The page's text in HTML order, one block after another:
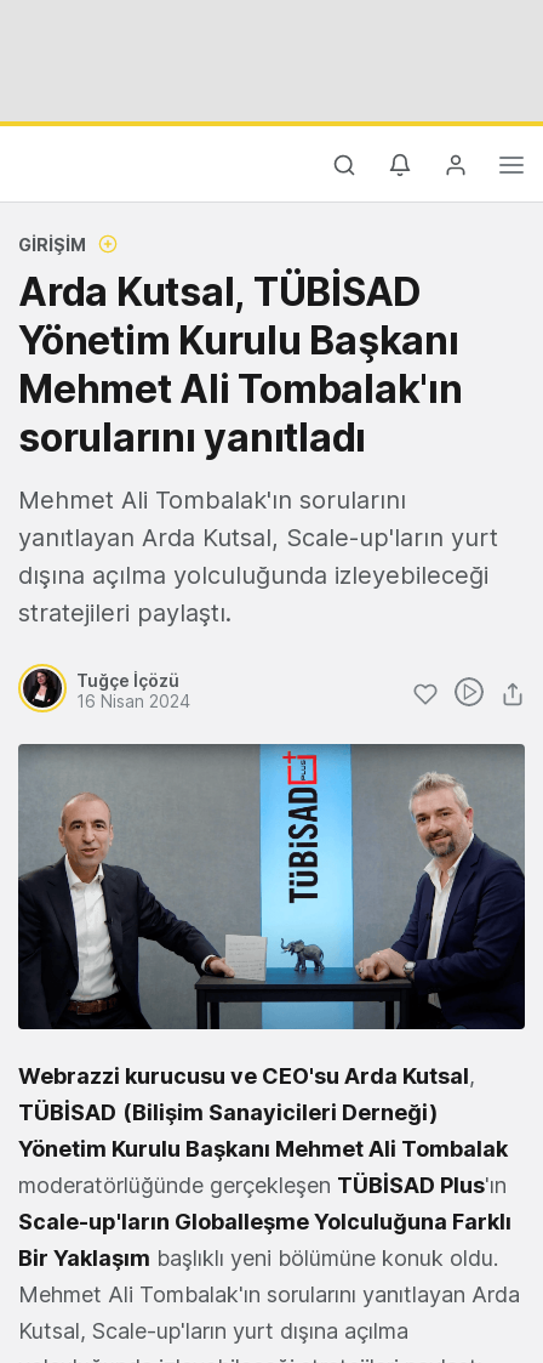
GIRIŞIM
Arda Kutsal, TÜBİSAD
Yönetim Kurulu Başkanı
Mehmet Ali Tombalak'ın
sorularını yanıtladı
Mehmet Ali Tombalak'ın sorularını
yanıtlayan Arda Kutsal, Scale-up'ların yurt
dışına açılma yolculuğunda izleyebileceği
stratejileri paylaştı.
Tuğçe İçözü
16 Nisan 2024
Webrazzi kurucusu ve CEO'su Arda Kutsal,
TÜBİSAD (Bilişim Sanayicileri Derneği)
Yönetim Kurulu Başkanı Mehmet Ali Tombalak
moderatörlüğünde gerçekleşen TÜBİSAD Plus'ın
Scale-up'ların Globalleşme Yolculuğuna Farklı
Bir Yaklaşım başlıklı yeni bölümüne konuk oldu.
Mehmet Ali Tombalak'ın sorularını yanıtlayan Arda
Kutsal, Scale-up'ların yurt dışına açılma